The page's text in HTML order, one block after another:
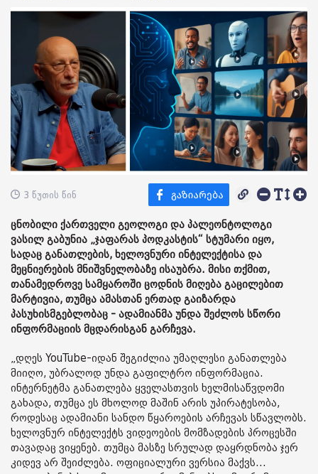
3 წუთის წინ
ცნობილი ქართველი გეოლოგი და პალეონტოლოგი
ვასილ გაბუნია „ჯაფარას პოდკასტის“ სტუმარი იყო,
სადაც განათლების, ხელოვნური ინტელექტისა და
მეცნიერების მნიშვნელობაზე ისაუბრა. მისი თქმით,
თანამედროვე სამყაროში ცოდნის მიღება გაცილებით
მარტივია, თუმცა ამასთან ერთად გაიზარდა
პასუხისმგებლობაც - ადამიანმა უნდა შეძლოს სწორი
ინფორმაციის მცდარისგან გარჩევა.
„დღეს YouTube-იდან შეგიძლია უმაღლესი განათლება
მიიღო, უბრალოდ უნდა გაფილტრო ინფორმაცია.
ინტერნეტმა განათლება ყველასთვის ხელმისაწვდომი
გახადა, თუმცა ეს მხოლოდ მაშინ არის უპირატესობა,
როდესაც ადამიანი სანდო წყაროების არჩევას სწავლობს.
ხელოვნურ ინტელექტს ვიდეოების მომზადების პროცესში
თავადაც ვიყენებ. თუმცა მასზე სრულად დაყრდნობა ჯერ
კიდევ არ შეიძლება. ოფიციალური ვერსია მაქვს...